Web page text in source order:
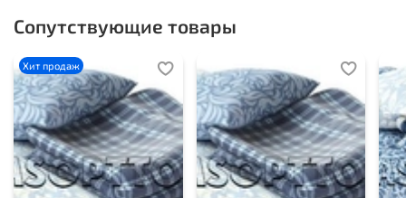
Сопутствующие товары
Хит продаж